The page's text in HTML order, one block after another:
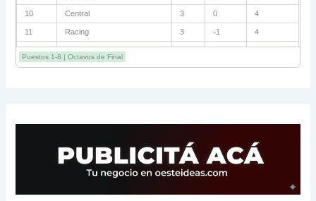
10 Central 3 0 4
11 Racing 3 -1 4
12 Estudiantes RC 3 -2 4
13 Sarmiento 3 -1 3
Puestos 1-8 | Octavos de Final